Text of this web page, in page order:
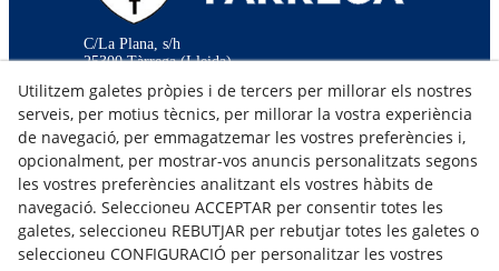
C/La Plana, s/h
25300 Tàrrega (Lleida)
973 50 13 03
info@uetarrega.cat
© 08/2026 Unió Esportiva Tàrrega - Tots els drets reservats.
Utilitzem galetes pròpies i de tercers per millorar els nostres
serveis, per motius tècnics, per millorar la vostra experiència
de navegació, per emmagatzemar les vostres preferències i,
opcionalment, per mostrar-vos anuncis personalitzats segons
les vostres preferències analitzant els vostres hàbits de
navegació. Seleccioneu ACCEPTAR per consentir totes les
galetes, seleccioneu REBUTJAR per rebutjar totes les galetes o
seleccioneu CONFIGURACIÓ per personalitzar les vostres